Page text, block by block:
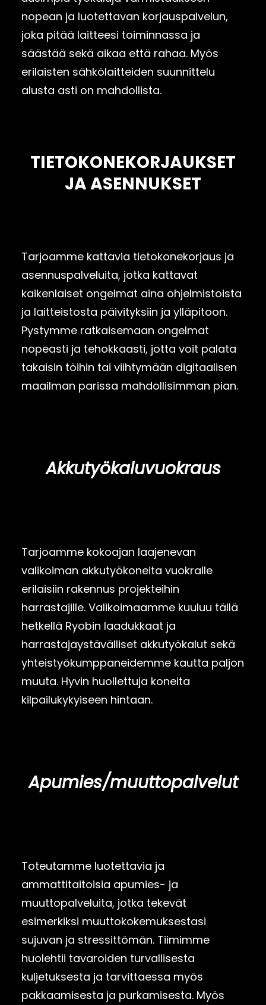
nopean ja luotettavan korjauspalvelun,
joka pitää laitteesi toiminnassa ja
säästää sekä aikaa että rahaa. Myös
erilaisten sähkölaitteiden suunnittelu
alusta asti on mahdollista.
TIETOKONEKORJAUKSET
JA ASENNUKSET
Tarjoamme kattavia tietokonekorjaus ja
asennuspalveluita, jotka kattavat
kaikenlaiset ongelmat aina ohjelmistoista
ja laitteistosta päivityksiin ja ylläpitoon.
Pystymme ratkaisemaan ongelmat
nopeasti ja tehokkaasti, jotta voit palata
takaisin töihin tai viihtymään digitaalisen
maailman parissa mahdollisimman pian.
Akkutyökaluvuokraus
Tarjoamme kokoajan laajenevan
valikoiman akkutyökoneita vuokralle
erilaisiin rakennus projekteihin
harrastajille. Valikoimaamme kuuluu tällä
hetkellä Ryobin laadukkaat ja
harrastajaystävälliset akkutyökalut sekä
yhteistyökumppaneidemme kautta paljon
muuta. Hyvin huollettuja koneita
kilpailukykyiseen hintaan.
Apumies/muuttopalvelut
Toteutamme luotettavia ja
ammattitaitoisia apumies- ja
muuttopalveluita, jotka tekevät
esimerkiksi muuttokokemuksestasi
sujuvan ja stressittömän. Tiimimme
huolehtii tavaroiden turvallisesta
kuljetuksesta ja tarvittaessa myös
pakkaamisesta ja purkamisesta. Myös